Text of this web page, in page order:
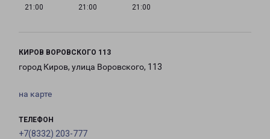
21:00
21:00
21:00
КИРОВ ВОРОВСКОГО 113
город Киров, улица Воровского, 113
на карте
ТЕЛЕФОН
+7(8332) 203-777